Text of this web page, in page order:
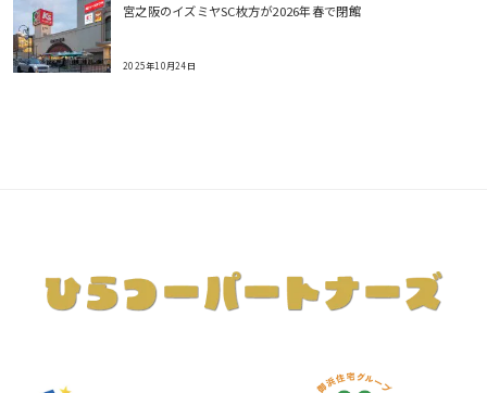
宮之阪のイズミヤSC枚方が2026年春で閉館
2025年10月24日